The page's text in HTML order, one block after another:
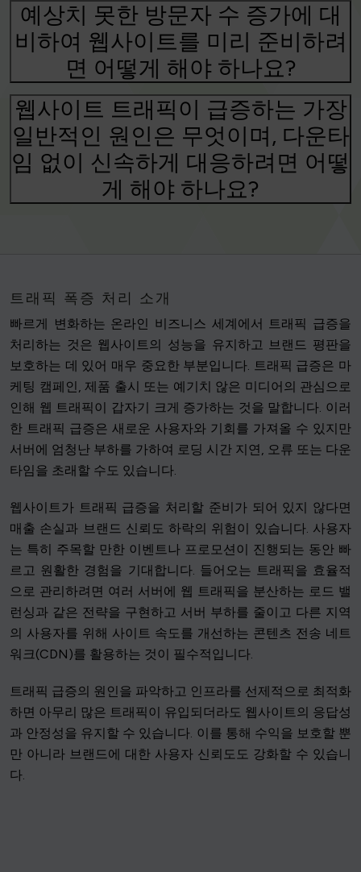
예상치 못한 방문자 수 증가에 대
비하여 웹사이트를 미리 준비하려
면 어떻게 해야 하나요?
웹사이트 트래픽이 급증하는 가장
일반적인 원인은 무엇이며, 다운타
임 없이 신속하게 대응하려면 어떻
게 해야 하나요?
트래픽 폭증 처리 소개
빠르게 변화하는 온라인 비즈니스 세계에서 트래픽 급증을
처리하는 것은 웹사이트의 성능을 유지하고 브랜드 평판을
보호하는 데 있어 매우 중요한 부분입니다. 트래픽 급증은 마
케팅 캠페인, 제품 출시 또는 예기치 않은 미디어의 관심으로
인해 웹 트래픽이 갑자기 크게 증가하는 것을 말합니다. 이러
한 트래픽 급증은 새로운 사용자와 기회를 가져올 수 있지만
서버에 엄청난 부하를 가하여 로딩 시간 지연, 오류 또는 다운
타임을 초래할 수도 있습니다.
웹사이트가 트래픽 급증을 처리할 준비가 되어 있지 않다면
매출 손실과 브랜드 신뢰도 하락의 위험이 있습니다. 사용자
는 특히 주목할 만한 이벤트나 프로모션이 진행되는 동안 빠
르고 원활한 경험을 기대합니다. 들어오는 트래픽을 효율적
으로 관리하려면 여러 서버에 웹 트래픽을 분산하는 로드 밸
런싱과 같은 전략을 구현하고 서버 부하를 줄이고 다른 지역
의 사용자를 위해 사이트 속도를 개선하는 콘텐츠 전송 네트
워크(CDN)를 활용하는 것이 필수적입니다.
트래픽 급증의 원인을 파악하고 인프라를 선제적으로 최적화
하면 아무리 많은 트래픽이 유입되더라도 웹사이트의 응답성
과 안정성을 유지할 수 있습니다. 이를 통해 수익을 보호할 뿐
만 아니라 브랜드에 대한 사용자 신뢰도도 강화할 수 있습니
다.